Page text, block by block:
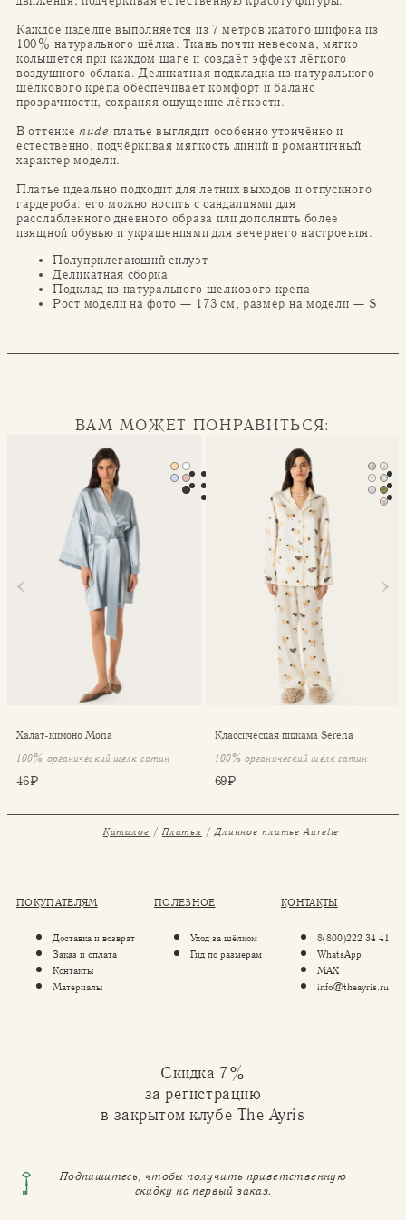
Каждое изделие выполняется из 7 метров жатого шифона из
100% натурального шёлка. Ткань почти невесома, мягко
колышется при каждом шаге и создаёт эффект лёгкого
воздушного облака. Деликатная подкладка из натурального
шёлкового крепа обеспечивает комфорт и баланс
прозрачности, сохраняя ощущение лёгкости.
В оттенке nude платье выглядит особенно утончённо и
естественно, подчёркивая мягкость линий и романтичный
характер модели.
Платье идеально подходит для летних выходов и отпускного
гардероба: его можно носить с сандалиями для
расслабленного дневного образа или дополнить более
изящной обувью и украшениями для вечернего настроения.
Полуприлегающий силуэт
Деликатная сборка
Подклад из натурального шелкового крепа
Рост модели на фото — 173 см, размер на модели — S
ВАМ МОЖЕТ ПОНРАВИТЬСЯ:
Халат-кимоно Mona
Халат-кимоно Mona
100% органический шелк сатин
46 ₽
Классическая пижама
Классическая пижама Serena
100% органический шелк сатин
69 ₽
Каталог Платья Длинное платье Aurelie
ПОКУПАТЕЛЯМ
Доставка и возврат
Заказ и оплата
Контакты
Материалы
ПОЛЕЗНОЕ
Уход за шёлком
Гид по размерам
КОНТАКТЫ
8(800)222 34 41
WhatsApp
MAX
info@theayris.ru
Скидка 7%
за регистрацию
в закрытом клубе The Ayris
Подпишитесь, чтобы получить приветственную
скидку на первый заказ.